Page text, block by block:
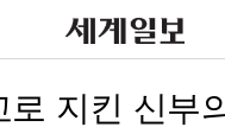
로 지킨 신부